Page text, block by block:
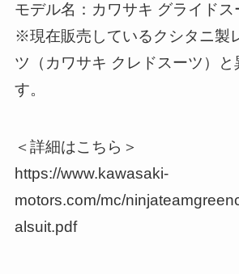
モデル名：カワサキ グライドス
※現在販売しているクシタニ製
ツ（カワサキ クレドスーツ）
す。
＜詳細はこちら＞
https://www.kawasaki-
motors.com/mc/
alsuit.pdf